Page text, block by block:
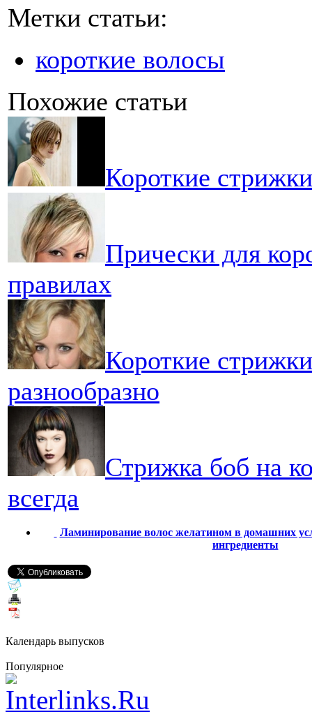
Метки статьи:
короткие волосы
Похожие статьи
Короткие
Прически для
правилах
Короткие
разнообразно
Стрижка боб на
всегда
Ламинирование волос желатином в домашних
ингредиенты
Календарь выпусков
Популярное